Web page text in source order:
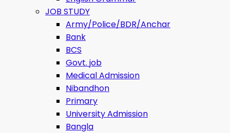
JOB STUDY
Army/Police/BDR/Anchar
Bank
BCS
Govt. job
Medical Admission
Nibandhon
Primary
University Admission
Bangla